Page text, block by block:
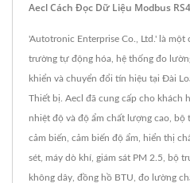
Aecl Cách Đọc Dữ Liệu Modbus
'Autotronic Enterprise Co., Ltd.' là
trường tự động hóa, hệ thống đo
khiển và chuyển đổi tín hiệu tại Đài
Thiết bị. Aecl đã cung cấp cho khách
nhiệt độ và độ ẩm chất lượng cao,
cảm biến, cảm biến độ ẩm, hiển thị
sét, máy dò khí, giám sát PM 2.5, bộ
không dây, đồng hồ BTU, đo lường